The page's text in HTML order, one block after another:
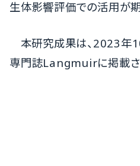
生体影響評価での活用が期
本研究成果は、2023年
専門誌Langmuirに掲載さ